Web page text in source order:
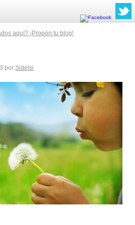
aquí? ¡Propón tu blog!
por Sidelsi